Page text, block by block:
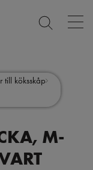
till köksskåp
M-